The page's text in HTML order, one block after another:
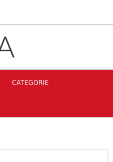
CATEGORIE